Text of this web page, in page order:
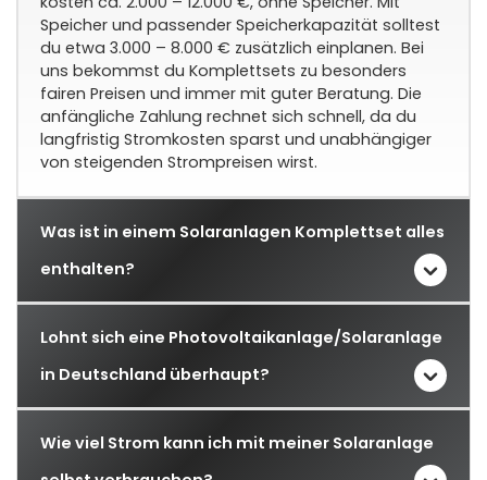
Speicher und passender Speicherkapazität solltest
du etwa 3.000 – 8.000 € zusätzlich einplanen. Bei
uns bekommst du Komplettsets zu besonders
fairen Preisen und immer mit guter Beratung. Die
anfängliche Zahlung rechnet sich schnell, da du
langfristig Stromkosten sparst und unabhängiger
von steigenden Strompreisen wirst.
Was ist in einem Solaranlagen Komplettset alles
enthalten?
Lohnt sich eine Photovoltaikanlage/Solaranlage
in Deutschland überhaupt?
Wie viel Strom kann ich mit meiner Solaranlage